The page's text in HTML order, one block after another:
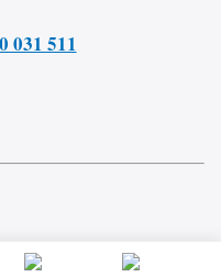
031 511